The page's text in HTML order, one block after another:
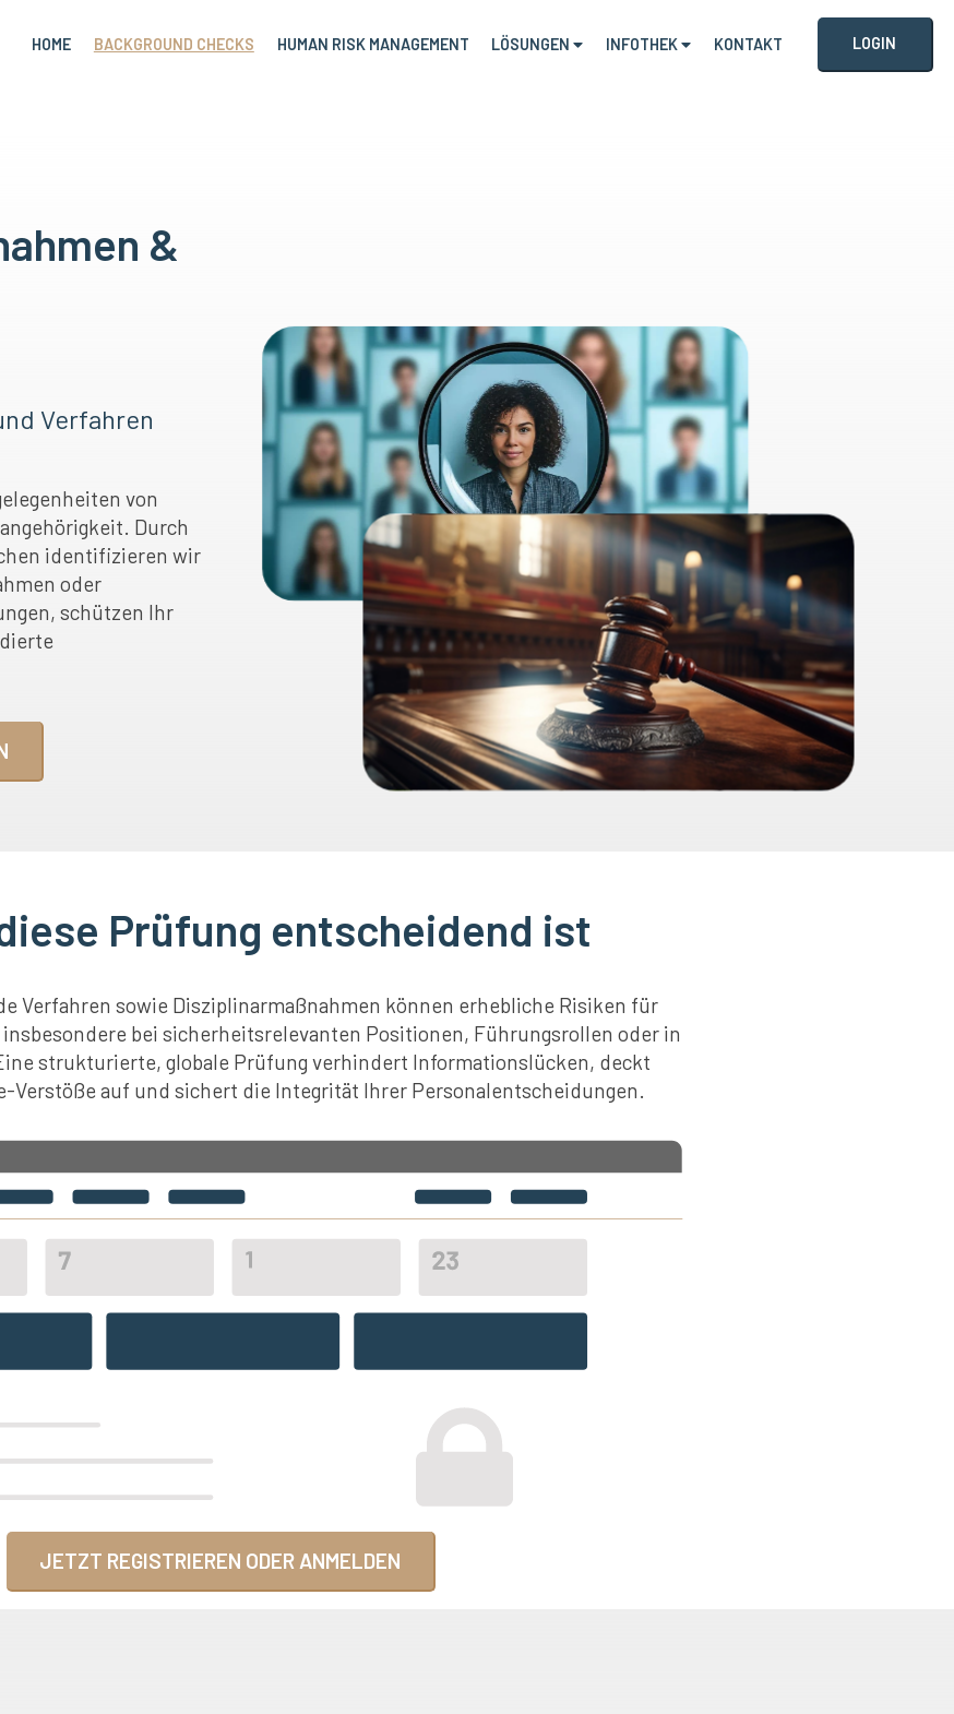
HOME BACKGROUND CHECKS HUMAN RISK MANAGEMENT LÖSUNGEN INFOTHEK KONTAKT LOGIN
&
Verfahren
von
Durch
identifizieren wir
oder
schützen Ihr
Prüfung entscheidend ist
Verfahren sowie Disziplinarmaßnahmen können erhebliche Risiken für
bei sicherheitsrelevanten Positionen, Führungsrollen oder in
strukturierte, globale Prüfung verhindert Informationslücken, deckt
Verstöße auf und sichert die Integrität Ihrer Personalentscheidungen.
JETZT REGISTRIEREN ODER ANMELDEN